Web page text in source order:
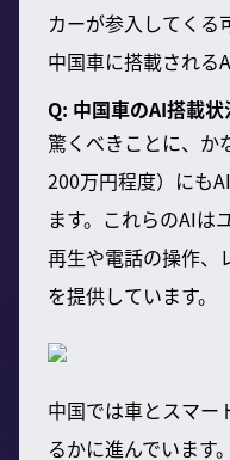
カーが参入してくる
中国車に搭載される
Q: 中国車のAI搭載
驚くべきことに、か
200万円程度）にも
ます。これらのAIは
再生や電話の操作、
を提供しています。
中国では車とスマー
るかに進んでいます